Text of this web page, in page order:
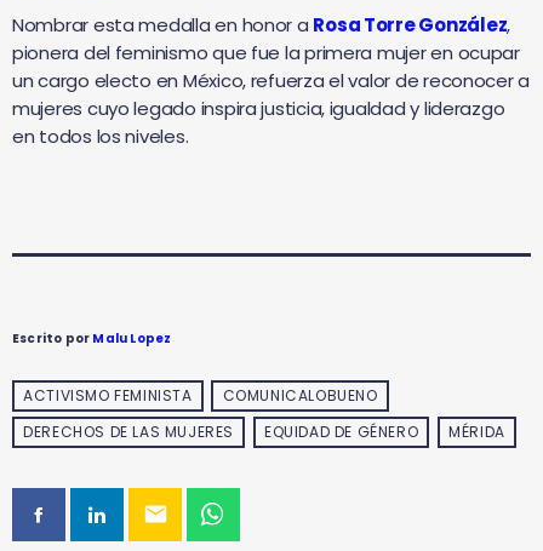
Nombrar esta medalla en honor a Rosa Torre González,
pionera del feminismo que fue la primera mujer en ocupar
un cargo electo en México, refuerza el valor de reconocer a
mujeres cuyo legado inspira justicia, igualdad y liderazgo
en todos los niveles.
Escrito por Malu Lopez
ACTIVISMO FEMINISTA
COMUNICALOBUENO
DERECHOS DE LAS MUJERES
EQUIDAD DE GÉNERO MÉRIDA
email